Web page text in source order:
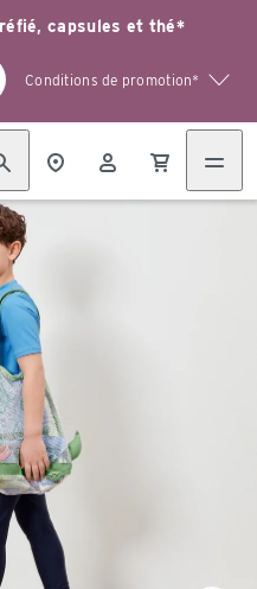
capsules et thé*
Conditions de promotion*